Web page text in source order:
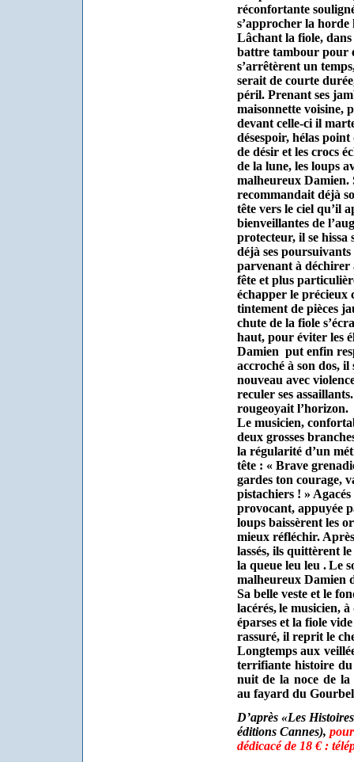
réconfortante
s’approcher la horde
Lâchant la fiole, dans
battre tambour pour
s’arrêtèrent un
serait de courte
péril. Prenant ses
maisonnette voisine,
devant celle-ci il
désespoir, hélas point
de désir et les crocs
de la lune, les loups
malheureux Damien.
recommandait déjà
tête vers le ciel qu’il
bienveillantes de
protecteur, il se hissa
déjà ses
parvenant à déchirer
fête et plus
échapper le précieux
tintement de pièces
chute de la fiole
haut, pour éviter les
Damien put enfin
accroché à son dos,
nouveau avec
reculer ses assaillants.
rougeoyait l’horizon.
Le musicien,
deux grosses
la régularité d’un
tête : « Brave
gardes ton courage,
pistachiers ! »
provocant, appuyée
loups baissèrent les
mieux réfléchir.
lassés, ils quittèrent
la queue leu leu . Le
malheureux Damien
Sa belle veste et le
lacérés, le musicien, à
éparses et la fiole
rassuré, il reprit le
Longtemps aux
terrifiante histoire
nuit de la noce de la
au fayard du
D’après «Les
éditions Cannes),
dédicacé de 18 € :